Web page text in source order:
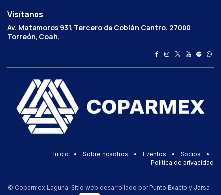
Visítanos
Av. Matamoros 931, Tercero de Cobián Centro, 27000
Torreón, Coah.
Inicio • Sobre nosotros • Eventos • Socios
•
Política de privacidad
© Coparmex Laguna. Sitio web desarrollado por Punto Exacto y Jarsa